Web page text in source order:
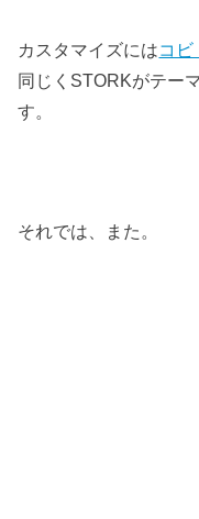
カスタマイズにはコビ
同じくSTORKがテー
す。
それでは、また。